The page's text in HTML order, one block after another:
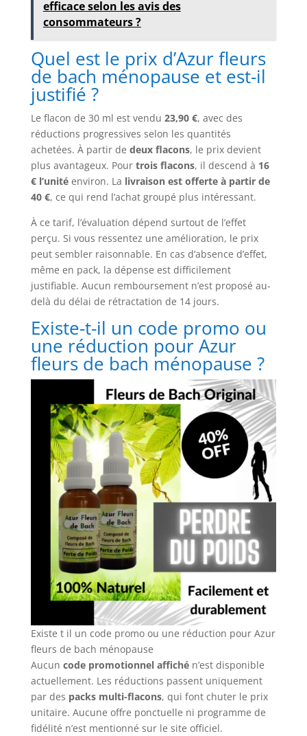
efficace selon les avis des
consommateurs ?
Quel est le prix d’Azur fleurs
de bach ménopause et est-il
justifié ?
Le flacon de 30 ml est vendu 23,90 €, avec des
réductions progressives selon les quantités
achetées. À partir de deux flacons, le prix devient
plus avantageux. Pour trois flacons, il descend à 16
€ l’unitéenviron. La livraison est offerte à partir de
40 €, ce qui rend l’achat groupé plus intéressant.
À ce tarif, l’évaluation dépend surtout de l’effet
perçu. Si vous ressentez une amélioration, le prix
peut sembler raisonnable. En cas d’absence d’effet,
même en pack, la dépense est difficilement
justifiable. Aucun remboursement n’est proposé au-
delà du délai de rétractation de 14 jours.
Existe-t-il un code promo ou
une réduction pour Azur
fleurs de bach ménopause ?
Existe t il un code promo ou une réduction pour Azur
fleurs de bach ménopause
Aucun code promotionnel affichén’est disponible
actuellement. Les réductions passent uniquement
par des packs multi-flacons, qui font chuter le prix
unitaire. Aucune offre ponctuelle ni programme de
fidélité n’est mentionné sur le site officiel.